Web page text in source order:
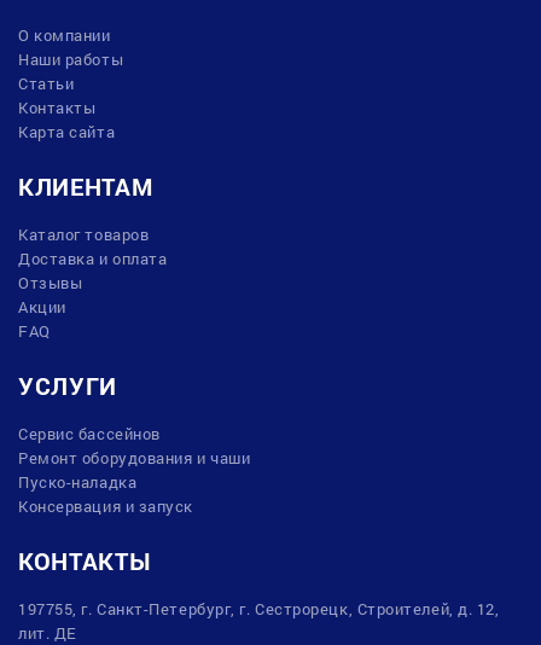
О компании
Наши работы
Статьи
Контакты
Карта сайта
КЛИЕНТАМ
Каталог товаров
Доставка и оплата
Отзывы
Акции
FAQ
УСЛУГИ
Сервис бассейнов
Ремонт оборудования и чаши
Пуско-наладка
Консервация и запуск
КОНТАКТЫ
197755, г. Санкт-Петербург, г. Сестрорецк, Строителей, д. 12,
лит. ДЕ